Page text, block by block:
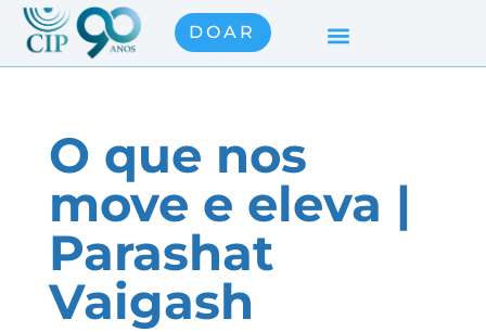
DOAR
O que nos
move e eleva |
Parashat
Vaigash